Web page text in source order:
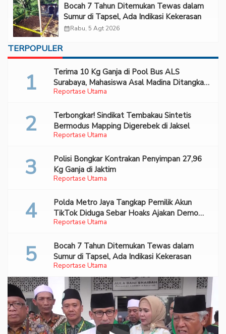
Bocah 7 Tahun Ditemukan Tewas dalam
Sumur di Tapsel, Ada Indikasi Kekerasan
calendar_monthRabu, 5 Agt 2026
TERPOPULER
Reportase Utama
Terima 10 Kg Ganja di Pool Bus ALS
Surabaya, Mahasiswa Asal Madina Ditangkap
Bareskrim
Reportase Utama
Terbongkar! Sindikat Tembakau Sintetis
Bermodus Mapping Digerebek di Jaksel
Reportase Utama
Polisi Bongkar Kontrakan Penyimpan 27,96
Kg Ganja di Jaktim
Reportase Utama
Polda Metro Jaya Tangkap Pemilik Akun
TikTok Diduga Sebar Hoaks Ajakan Demo
Turunkan Prabowo-Gibran
Reportase Utama
Bocah 7 Tahun Ditemukan Tewas dalam
Sumur di Tapsel, Ada Indikasi Kekerasan